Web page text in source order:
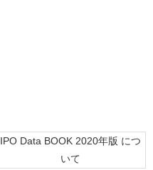
IPO Data BOOK 2020年版 につ
いて